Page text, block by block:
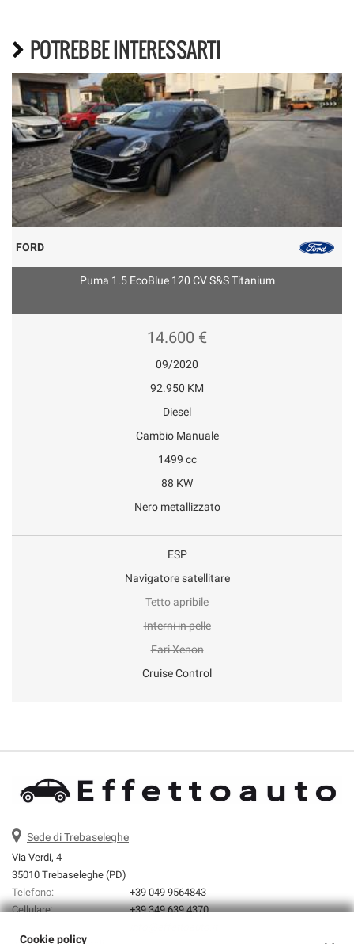
POTREBBE INTERESSARTI
FORD
Puma 1.5 EcoBlue 120 CV S&S Titanium
14.600 €
09/2020
92.950 KM
Diesel
Cambio Manuale
1499 cc
88 KW
Nero metallizzato
ESP
Navigatore satellitare
Tetto apribile
Interni in pelle
Fari Xenon
Cruise Control
Sede di Trebaseleghe
Via Verdi, 4
35010 Trebaseleghe (PD)
Telefono:
+39 049 9564843
Cellulare:
+39 349 639 4370
Cookie policy